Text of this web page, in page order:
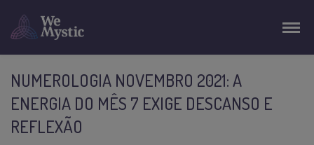
NUMEROLOGIA NOVEMBRO 2021: A
ENERGIA DO MÊS 7 EXIGE DESCANSO E
REFLEXÃO